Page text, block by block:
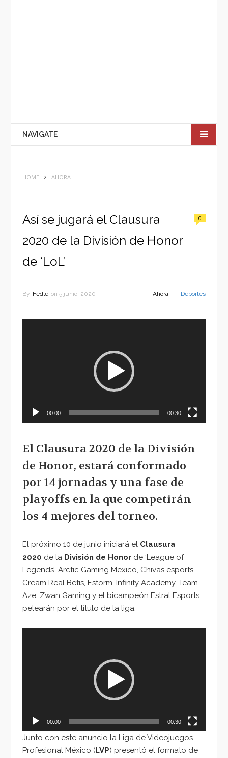
NAVIGATE
HOME AHORA
Así se jugará el Clausura
2020 de la División de Honor
de ‘LoL’
0
By Fedle on 5 junio, 2020 Ahora Deportes
00:00 00:30
El Clausura 2020 de la División
de Honor, estará conformado
por 14 jornadas y una fase de
playoffs en la que competirán
los 4 mejores del torneo.
El próximo 10 de junio iniciará el Clausura
2020 de la División de Honor de ‘League of
Legends’. Arctic Gaming Mexico, Chivas esports,
Cream Real Betis, Estorm, Infinity Academy, Team
Aze, Zwan Gaming y el bicampeón Estral Esports
pelearán por el título de la liga.
00:00 00:30
Junto con este anuncio la Liga de Videojuegos
Profesional México (LVP) presentó el formato de